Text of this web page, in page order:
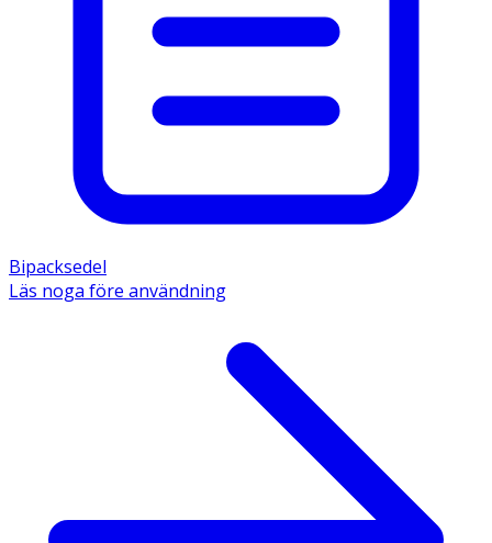
Bipacksedel
Läs noga före användning